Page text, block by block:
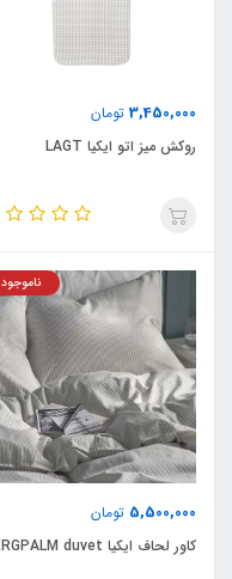
3,450,000 تومان
روکش میز اتو ایکیا LAGT
5,500,000 تومان
ناموجود
کاور لحاف ایکیا BERGPALM duvet